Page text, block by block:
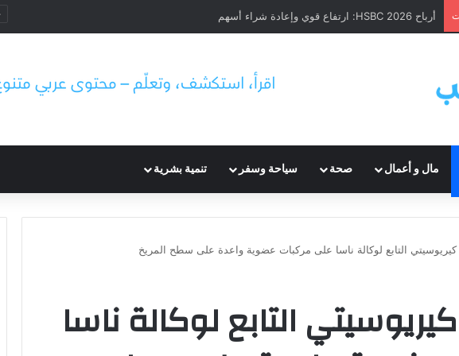
أرباح HSBC 2026: ارتفاع قوي وإعادة شراء أسهم
مال و أعمال صحة سياحة وسفر تنمية بشرية
كيريوسيتي التابع لوكالة ناسا على مركبات عضوية واعدة على سطح المريخ
التابع لوكالة ناسا